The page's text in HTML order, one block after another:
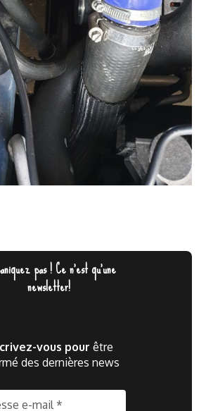
pas ! Ce n'est qu'une
newsletter!
vous pour être
des dernières news